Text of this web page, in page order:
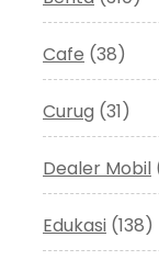
Cafe (38)
Curug (31)
Dealer Mobil
Edukasi (138)